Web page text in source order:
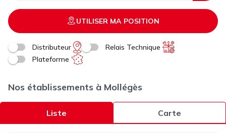
UTILISER MA POSITION
Distributeur
Relais Technique
Plateforme
Nos établissements à Mollégès
Liste Carte